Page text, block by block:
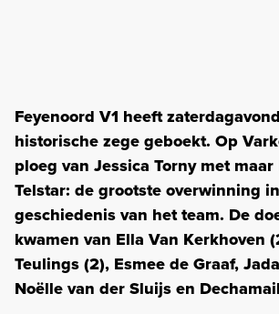
Feyenoord V1 heeft
historische zege geboekt. Op
ploeg van Jessica Torny met
Telstar: de grootste overwinning
geschiedenis van het team. De
kwamen van Ella Van Kerkhoven
Teulings (2), Esmee de Graaf,
Noëlle van der Sluijs en